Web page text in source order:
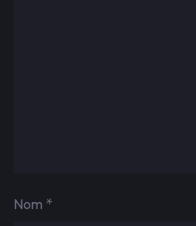
Nom *